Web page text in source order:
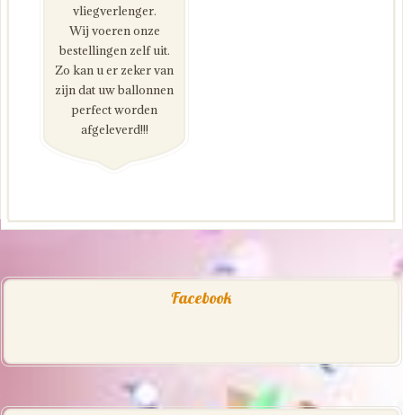
vliegverlenger.
Wij voeren onze
bestellingen zelf uit.
Zo kan u er zeker van
zijn dat uw ballonnen
perfect worden
afgeleverd!!!
Facebook